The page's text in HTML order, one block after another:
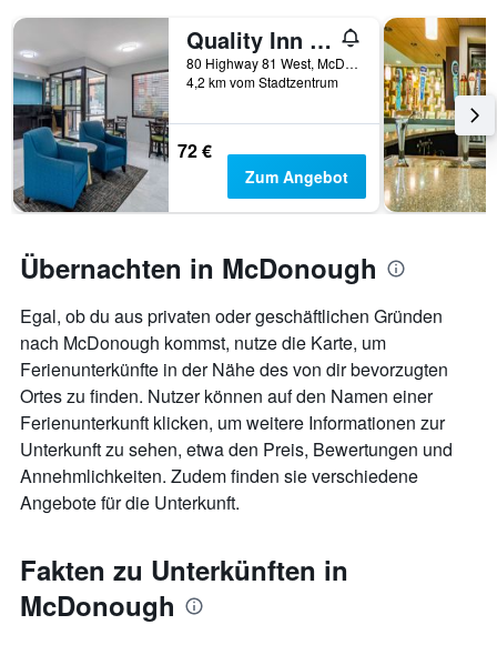
Quality Inn Mcdonough Atlanta South
80 Highway 81 West, McDonough, GA, USA
4,2 km vom Stadtzentrum
72 €
Zum Angebot
Übernachten in McDonough
Egal, ob du aus privaten oder geschäftlichen Gründen
nach McDonough kommst, nutze die Karte, um
Ferienunterkünfte in der Nähe des von dir bevorzugten
Ortes zu finden. Nutzer können auf den Namen einer
Ferienunterkunft klicken, um weitere Informationen zur
Unterkunft zu sehen, etwa den Preis, Bewertungen und
Annehmlichkeiten. Zudem finden sie verschiedene
Angebote für die Unterkunft.
Fakten zu Unterkünften in
McDonough